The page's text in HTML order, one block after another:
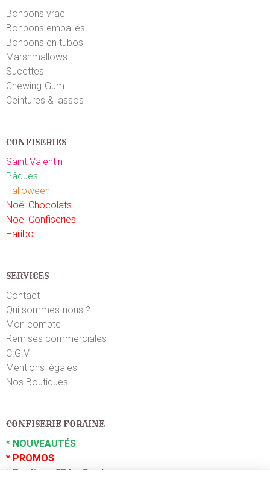
Bonbons vrac
Bonbons emballés
Bonbons en tubos
Marshmallows
Sucettes
Chewing-Gum
Ceintures & lassos
CONFISERIES
Saint Valentin
Pâques
Halloween
Noël Chocolats
Noël Confiseries
Haribo
SERVICES
Contact
Qui sommes-nous ?
Mon compte
Remises commerciales
C.G.V
Mentions légales
Nos Boutiques
CONFISERIE FORAINE
* NOUVEAUTÉS
* PROMOS
* Boutique 83 La Garde